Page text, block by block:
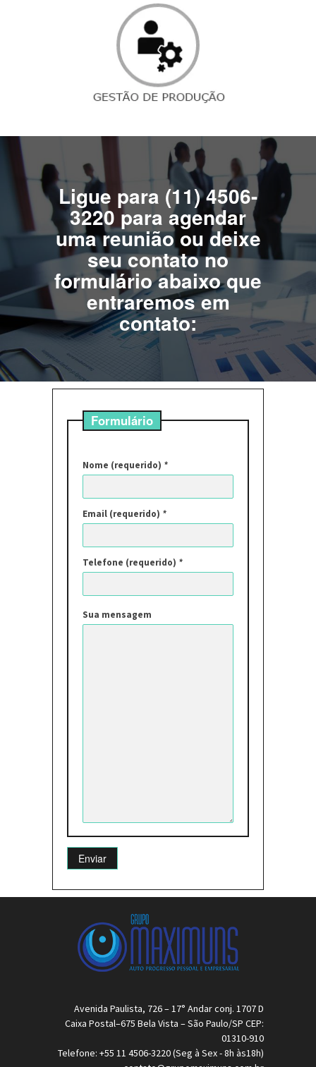
Ligue para (11) 4506-
3220 para agendar
uma reunião ou deixe
seu contato no
formulário abaixo que
entraremos em
contato:
Formulário
Nome (requerido) *
Email (requerido) *
Telefone (requerido) *
Sua mensagem
Avenida Paulista, 726 – 17° Andar conj. 1707 D
Caixa Postal–675 Bela Vista – São Paulo/SP CEP:
01310-910
Telefone: +55 11 4506-3220 (Seg à Sex - 8h às18h)